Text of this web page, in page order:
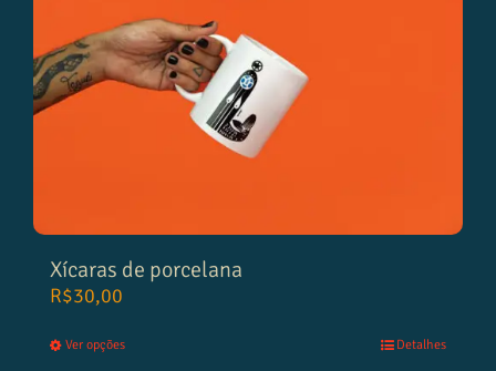
Xícaras de porcelana
R$30,00
Ver opções Detalhes